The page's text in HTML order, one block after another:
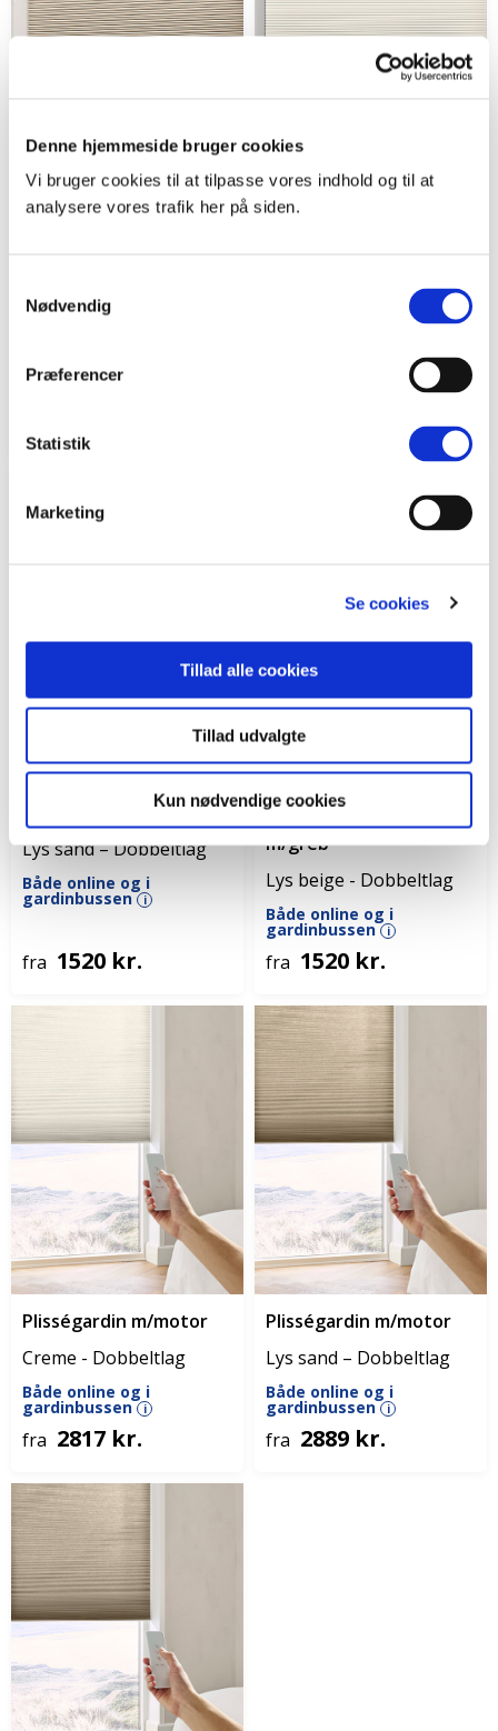
Denne hjemmeside bruger cookies
Vi bruger cookies til at tilpasse vores indhold og til at
analysere vores trafik her på siden.
Nødvendig
Præferencer
Statistik
Marketing
Se cookies
Tillad alle cookies
Tillad udvalgte
Kun nødvendige cookies
mørklægning
Både online og i
Creme - Dobbeltlag
Plisségardin easylift
Lys sand – Dobbeltlag
Både online og i
gardinbussen i
fra 1520 kr.
Plisségardin
mørklægning easylift
m/greb
Lys beige - Dobbeltlag
Både online og i
gardinbussen i
fra 1520 kr.
Plisségardin m/motor
Creme - Dobbeltlag
Både online og i
gardinbussen i
fra 2817 kr.
Plisségardin m/motor
Lys sand – Dobbeltlag
Både online og i
gardinbussen i
fra 2889 kr.